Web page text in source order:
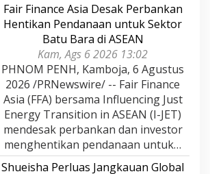
Fair Finance Asia Desak Perbankan
Hentikan Pendanaan untuk Sektor
Batu Bara di ASEAN
Kam, Ags 6 2026 13:02
PHNOM PENH, Kamboja, 6 Agustus
2026 /PRNewswire/ -- Fair Finance
Asia (FFA) bersama Influencing Just
Energy Transition in ASEAN (I-JET)
mendesak perbankan dan investor
menghentikan pendanaan untuk…
Shueisha Perluas Jangkauan Global